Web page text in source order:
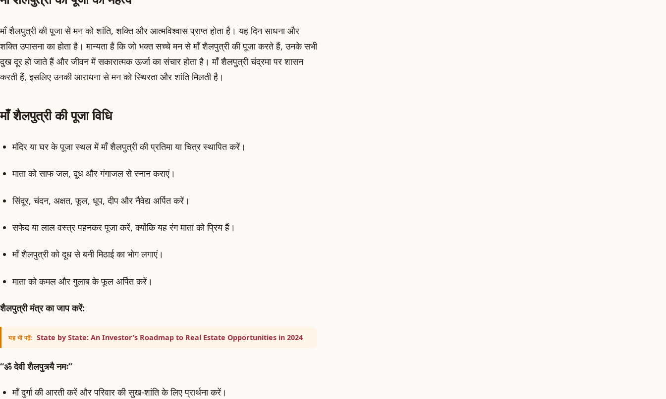
माँ शैलपुत्री की पूजा से मन को शांति, शक्ति और आत्मविश्वास प्राप्त होता है। यह दिन साधना और
शक्ति उपासना का होता है। मान्यता है कि जो भक्त सच्चे मन से माँ शैलपुत्री की पूजा करते हैं, उनके सभी
दुख दूर हो जाते हैं और जीवन में सकारात्मक ऊर्जा का संचार होता है। माँ शैलपुत्री चंद्रमा पर शासन
करती हैं, इसलिए उनकी आराधना से मन को स्थिरता और शांति मिलती है।
माँ शैलपुत्री की पूजा विधि
मंदिर या घर के पूजा स्थल में माँ शैलपुत्री की प्रतिमा या चित्र स्थापित करें।
माता को साफ जल, दूध और गंगाजल से स्नान कराएं।
सिंदूर, चंदन, अक्षत, फूल, धूप, दीप और नैवेद्य अर्पित करें।
सफेद या लाल वस्त्र पहनकर पूजा करें, क्योंकि यह रंग माता को प्रिय हैं।
माँ शैलपुत्री को दूध से बनी मिठाई का भोग लगाएं।
माता को कमल और गुलाब के फूल अर्पित करें।
शैलपुत्री मंत्र का जाप करें:
यह भी पढ़ें: State by State: An Investor’s Roadmap to Real Estate Opportunities in 2024
“ॐ देवी शैलपुत्र्यै नमः”
माँ दुर्गा की आरती करें और परिवार की सुख-शांति के लिए प्रार्थना करें।